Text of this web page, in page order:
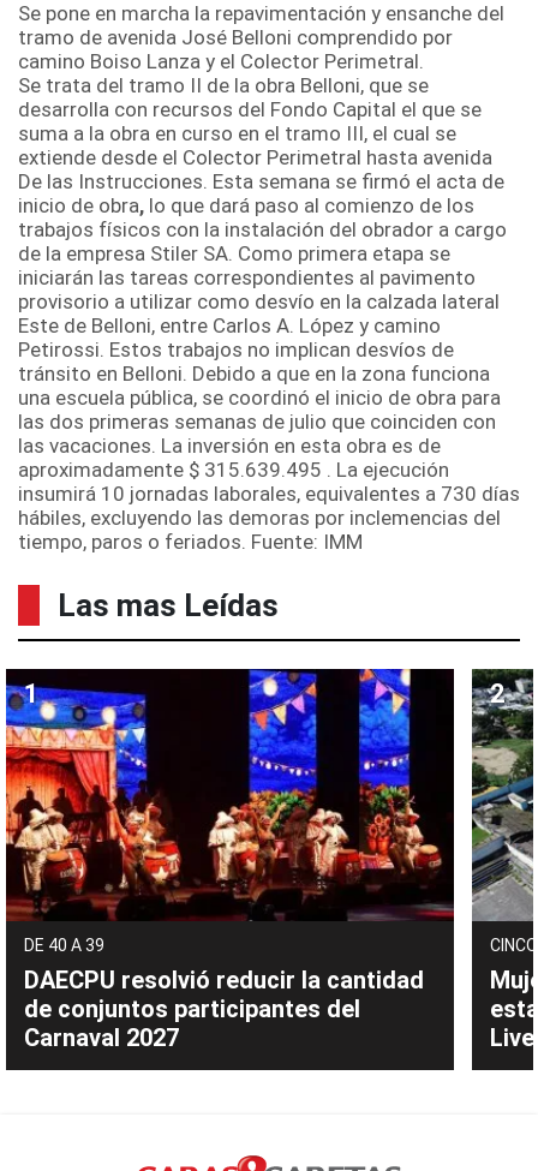
Se pone en marcha la repavimentación y ensanche del
tramo de avenida José Belloni comprendido por
camino Boiso Lanza y el Colector Perimetral.
Se trata del tramo II de la obra Belloni, que se
desarrolla con recursos del Fondo Capital el que se
suma a la obra en curso en el tramo III, el cual se
extiende desde el Colector Perimetral hasta avenida
De las Instrucciones. Esta semana se firmó el acta de
inicio de obra, lo que dará paso al comienzo de los
trabajos físicos con la instalación del obrador a cargo
de la empresa Stiler SA. Como primera etapa se
iniciarán las tareas correspondientes al pavimento
provisorio a utilizar como desvío en la calzada lateral
Este de Belloni, entre Carlos A. López y camino
Petirossi. Estos trabajos no implican desvíos de
tránsito en Belloni. Debido a que en la zona funciona
una escuela pública, se coordinó el inicio de obra para
las dos primeras semanas de julio que coinciden con
las vacaciones. La inversión en esta obra es de
aproximadamente $ 315.639.495 . La ejecución
insumirá 10 jornadas laborales, equivalentes a 730 días
hábiles, excluyendo las demoras por inclemencias del
tiempo, paros o feriados. Fuente: IMM
Las mas Leídas
DE 40 A 39
DAECPU resolvió reducir la cantidad
de conjuntos participantes del
Carnaval 2027